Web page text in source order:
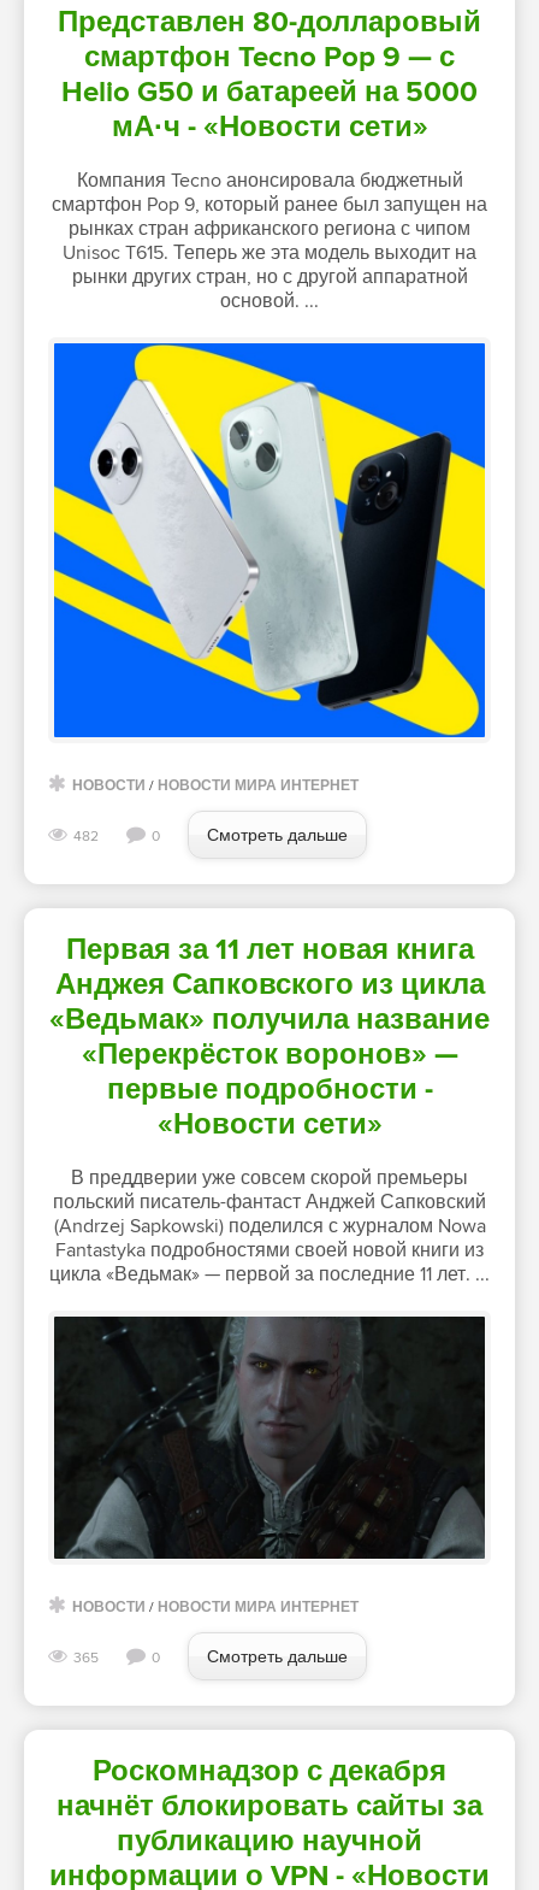
Представлен 80-долларовый
смартфон Tecno Pop 9 — с
Helio G50 и батареей на 5000
мА·ч - «Новости сети»
Компания Tecno анонсировала бюджетный
смартфон Pop 9, который ранее был запущен на
рынках стран африканского региона с чипом
Unisoc T615. Теперь же эта модель выходит на
рынки других стран, но с другой аппаратной
основой. ...
НОВОСТИ / НОВОСТИ МИРА ИНТЕРНЕТ
482 0 Смотреть дальше
Первая за 11 лет новая книга
Анджея Сапковского из цикла
«Ведьмак» получила название
«Перекрёсток воронов» —
первые подробности -
«Новости сети»
В преддверии уже совсем скорой премьеры
польский писатель-фантаст Анджей Сапковский
(Andrzej Sapkowski) поделился с журналом Nowa
Fantastyka подробностями своей новой книги из
цикла «Ведьмак» — первой за последние 11 лет. ...
НОВОСТИ / НОВОСТИ МИРА ИНТЕРНЕТ
365 0 Смотреть дальше
Роскомнадзор с декабря
начнёт блокировать сайты за
публикацию научной
информации о VPN - «Новости